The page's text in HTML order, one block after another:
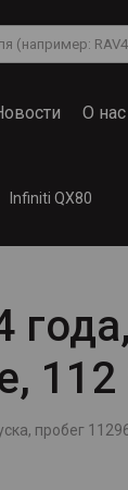
О нас
Volkswagen
Audi
Infiniti QX80
пробег